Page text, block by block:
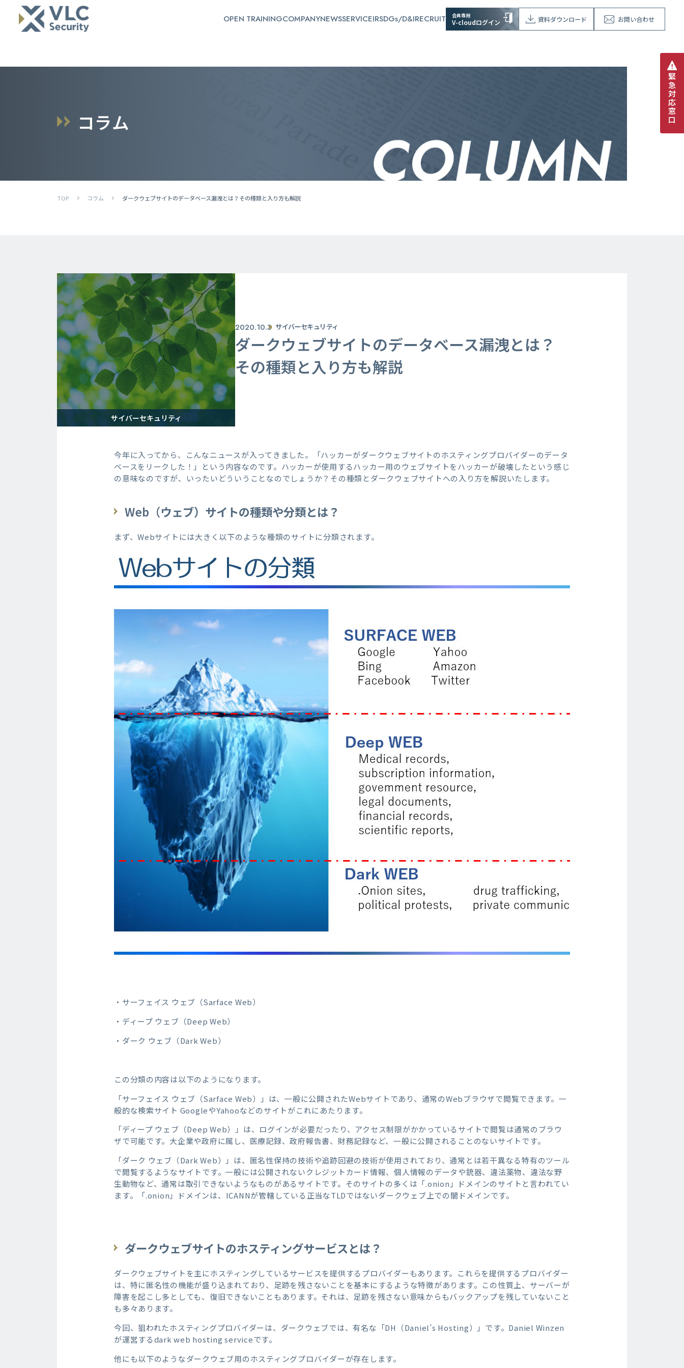
OPEN TRAININGCOMPANYNEWSSERVICEIRSDGs/D&IRECRUIT 会員専用
V-cloudログイン 資料ダウンロード お問い合わせ
緊
急
対
応
窓
口
コラム
TOP コラム ダークウェブサイトのデータベース漏洩とは？その種類と入り方も解説
サイバーセキュリティ
2020.10.3 サイバーセキュリティ
ダークウェブサイトのデータベース漏洩とは？
その種類と入り方も解説
今年に入ってから、こんなニュースが入ってきました。「ハッカーがダークウェブサイトのホスティングプロバイダーのデータ
ベースをリークした！」という内容なのです。ハッカーが使用するハッカー用のウェブサイトをハッカーが破壊したという感じ
の意味なのですが、いったいどういうことなのでしょうか？その種類とダークウェブサイトへの入り方を解説いたします。
Web（ウェブ）サイトの種類や分類とは？
まず、Webサイトには大きく以下のような種類のサイトに分類されます。
・サーフェイス ウェブ（Sarface Web）
・ディープ ウェブ（Deep Web）
・ダーク ウェブ（Dark Web）
この分類の内容は以下のようになります。
「サーフェイス ウェブ（Sarface Web）」は、一般に公開されたWebサイトであり、通常のWebブラウザで閲覧できます。一
般的な検索サイト GoogleやYahooなどのサイトがこれにあたります。
「ディープ ウェブ（Deep Web）」は、ログインが必要だったり、アクセス制限がかかっているサイトで閲覧は通常のブラウ
ザで可能です。大企業や政府に属し、医療記録、政府報告書、財務記録など、一般に公開されることのないサイトです。
「ダーク ウェブ（Dark Web）」は、匿名性保持の技術や追跡回避の技術が使用されており、通常とは若干異なる特有のツール
で閲覧するようなサイトです。一般には公開されないクレジットカード情報、個人情報のデータや銃器、違法薬物、違法な野
生動物など、通常は取引できないようなものがあるサイトです。そのサイトの多くは「.onion」ドメインのサイトと言われてい
ます。「.onion」ドメインは、ICANNが管轄している正当なTLDではないダークウェブ上での闇ドメインです。
ダークウェブサイトのホスティングサービスとは？
ダークウェブサイトを主にホスティングしているサービスを提供するプロバイダーもあります。これらを提供するプロバイダー
は、特に匿名性の機能が盛り込まれており、足跡を残さないことを基本にするような特徴があります。この性質上、サーバーが
障害を起こし多としても、復旧できないこともあります。それは、足跡を残さない意味からもバックアップを残していないこと
も多々あります。
今回、狙われたホスティングプロバイダーは、ダークウェブでは、有名な「DH（Daniel’s Hosting）」です。Daniel Winzen
が運営するdark web hosting serviceです。
他にも以下のようなダークウェブ用のホスティングプロバイダーが存在します。